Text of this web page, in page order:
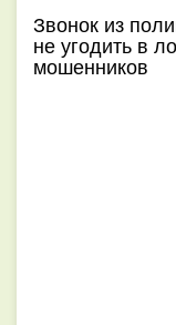
Звонок из
не угодить в
мошенников